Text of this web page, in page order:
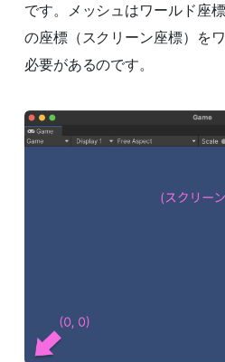
です。メッシュはワールド座
の座標（スクリーン座標）を
必要があるのです。